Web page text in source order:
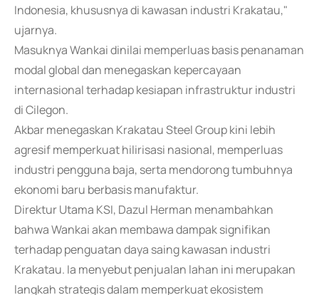
Indonesia, khususnya di kawasan industri Krakatau,"
ujarnya.
Masuknya Wankai dinilai memperluas basis penanaman
modal global dan menegaskan kepercayaan
internasional terhadap kesiapan infrastruktur industri
di Cilegon.
Akbar menegaskan Krakatau Steel Group kini lebih
agresif memperkuat hilirisasi nasional, memperluas
industri pengguna baja, serta mendorong tumbuhnya
ekonomi baru berbasis manufaktur.
Direktur Utama KSI, Dazul Herman menambahkan
bahwa Wankai akan membawa dampak signifikan
terhadap penguatan daya saing kawasan industri
Krakatau. Ia menyebut penjualan lahan ini merupakan
langkah strategis dalam memperkuat ekosistem